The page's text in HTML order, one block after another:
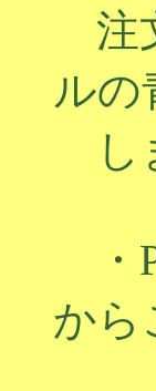
注
ルの
し
・
から